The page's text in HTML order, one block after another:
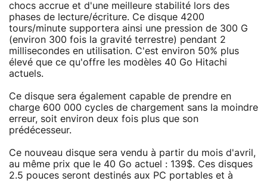
chocs accrue et d'une meilleure stabilité lors des
phases de lecture/écriture. Ce disque 4200
tours/minute supportera ainsi une pression de 300 G
(environ 300 fois la gravité terrestre) pendant 2
millisecondes en utilisation. C'est environ 50% plus
élevé que ce qu'offre les modèles 40 Go Hitachi
actuels.
Ce disque sera également capable de prendre en
charge 600 000 cycles de chargement sans la moindre
erreur, soit environ deux fois plus que son
prédécesseur.
Ce nouveau disque sera vendu à partir du mois d'avril,
au même prix que le 40 Go actuel : 139$. Ces disques
2.5 pouces seront destinés aux PC portables et à